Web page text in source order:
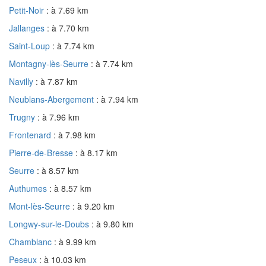
Petit-Noir : à 7.69 km
Jallanges : à 7.70 km
Saint-Loup : à 7.74 km
Montagny-lès-Seurre : à 7.74 km
Navilly : à 7.87 km
Neublans-Abergement : à 7.94 km
Trugny : à 7.96 km
Frontenard : à 7.98 km
Pierre-de-Bresse : à 8.17 km
Seurre : à 8.57 km
Authumes : à 8.57 km
Mont-lès-Seurre : à 9.20 km
Longwy-sur-le-Doubs : à 9.80 km
Chamblanc : à 9.99 km
Peseux : à 10.03 km